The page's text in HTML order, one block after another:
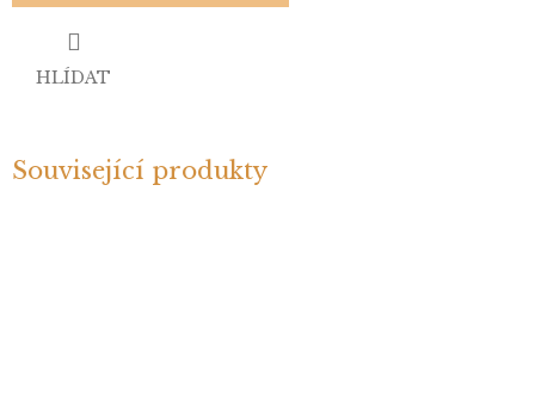
HLÍDAT
Související produkty